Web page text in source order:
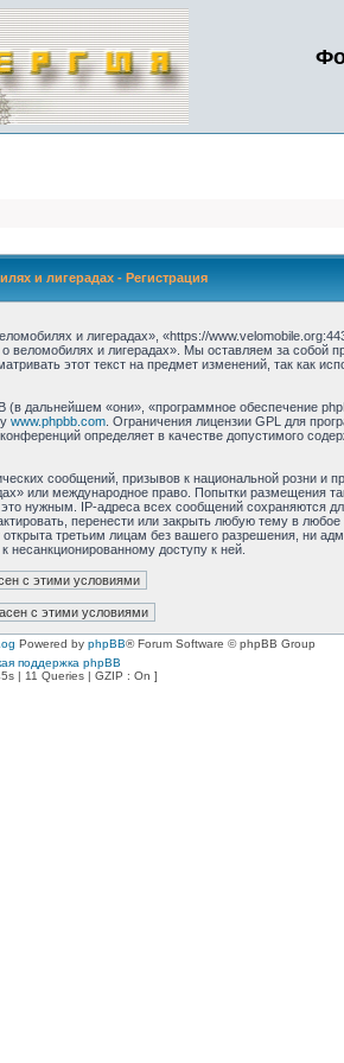
и лигерадах - Регистрация
и лигерадах», «https://
и лигерадах». Мы оставляем за собой
этот текст на предмет изменений, так как
дальнейшем «они», «программное обеспечение
www.phpbb.com . Ограничения лицензии GPL для
определяет в качестве допустимого
сообщений, призывов к национальной розни и
или международное право. Попытки размещения
нужным. IP-адреса всех сообщений сохраняются
перенести или закрыть любую тему в
третьим лицам без вашего разрешения, ни
несанкционированному доступу к ней.
Powered by phpBB® Forum Software © phpBB Group
поддержка phpBB
| 11 Queries | GZIP : On ]